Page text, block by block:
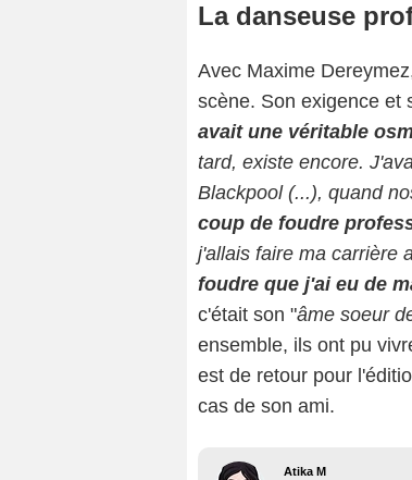
La danseuse
Avec Maxime
scène. Son exigence et
avait une véritable
tard, existe encore.
Blackpool (...), quand
coup de foudre
j'allais faire ma carrière
foudre que j'ai eu de
c'était son "âme soeur
ensemble, ils ont pu
est de retour pour
cas de son ami.
Atika M